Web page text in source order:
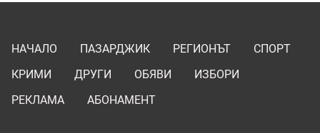
НАЧАЛО ПАЗАРДЖИК РЕГИОНЪТ
СПОРТ
КРИМИ
ДРУГИ ОБЯВИ
ИЗБОРИ
РЕКЛАМА
АБОНАМЕНТ